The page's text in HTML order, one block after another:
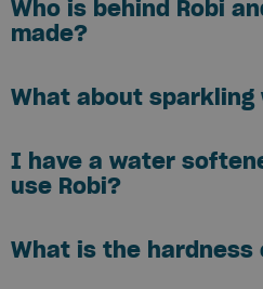
Who is behind Robi
made?
What about sparkling
I have a water
use Robi?
What is the